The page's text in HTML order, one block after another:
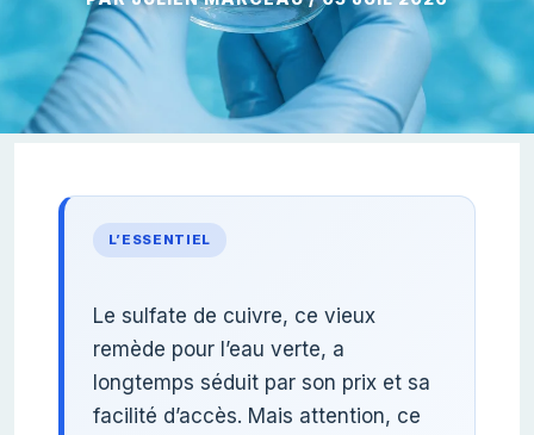
L’ESSENTIEL
Le sulfate de cuivre, ce vieux
remède pour l’eau verte, a
longtemps séduit par son prix et sa
facilité d’accès. Mais attention, ce